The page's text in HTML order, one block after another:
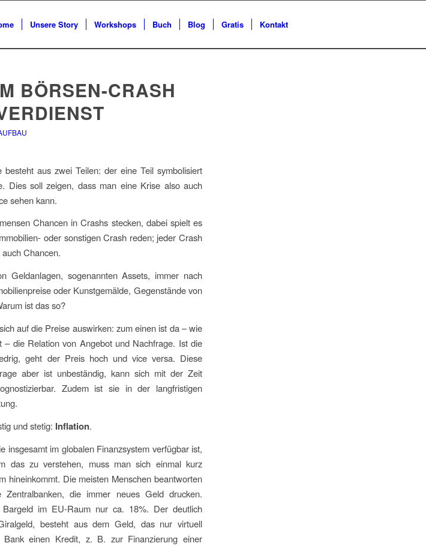
Unsere Story Workshops Buch Blog Gratis Kontakt
BÖRSEN-CRASH
aus zwei Teilen: der eine Teil symbolisiert
Dies soll zeigen, dass man eine Krise also auch
sehen kann.
Chancen in Crashs stecken, dabei spielt es
oder sonstigen Crash reden; jeder Crash
Chancen.
Geldanlagen, sogenannten Assets, immer nach
oder Kunstgemälde, Gegenstände von
ist das so?
auf die Preise auswirken: zum einen ist da – wie
– die Relation von Angebot und Nachfrage. Ist die
geht der Preis hoch und vice versa. Diese
aber ist unbeständig, kann sich mit der Zeit
Zudem ist sie in der langfristigen
und stetig: Inflation.
insgesamt im globalen Finanzsystem verfügbar ist,
das zu verstehen, muss man sich einmal kurz
hineinkommt. Die meisten Menschen beantworten
die immer neues Geld drucken.
im EU-Raum nur ca. 18%. Der deutlich
besteht aus dem Geld, das nur virtuell
einen Kredit, z. B. zur Finanzierung einer